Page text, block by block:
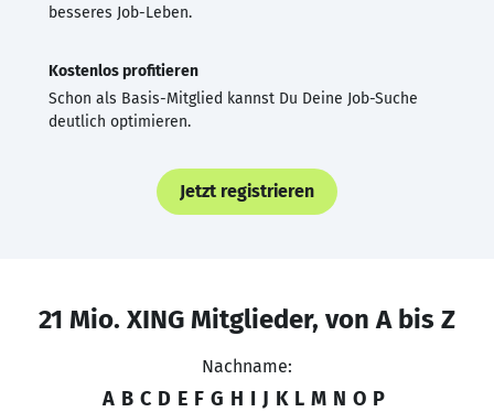
besseres Job-Leben.
Kostenlos profitieren
Schon als Basis-Mitglied kannst Du Deine Job-Suche
deutlich optimieren.
Jetzt registrieren
21 Mio. XING Mitglieder, von A bis Z
Nachname:
A B C D E F G H I J K L M N O P